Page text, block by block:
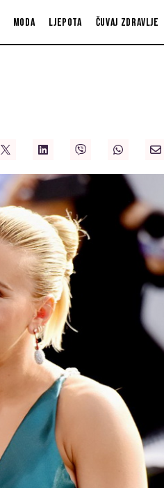
Moda Ljepota Čuvaj zdravlje